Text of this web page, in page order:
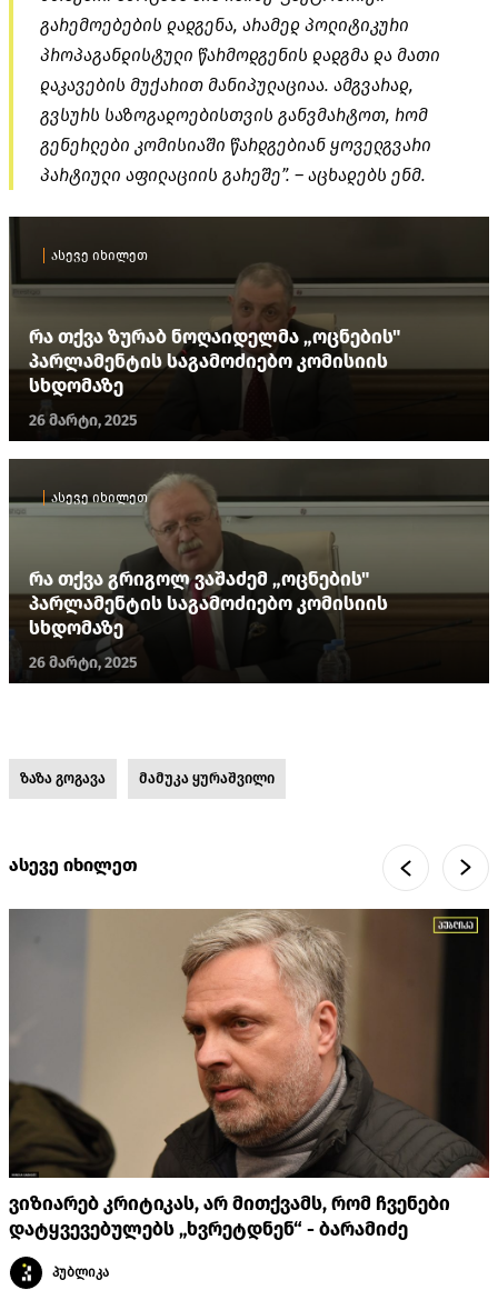
გარემოებების დადგენა, არამედ პოლიტიკური
პროპაგანდისტული წარმოდგენის დადგმა და მათი
დაკავების მუქარით მანიპულაციაა. ამგვარად,
გვსურს საზოგადოებისთვის განვმარტოთ, რომ
გენერლები კომისიაში წარდგებიან ყოველგვარი
პარტიული აფილაციის გარეშე”. – აცხადებს ენმ.
ასევე იხილეთ
რა თქვა ზურაბ ნოღაიდელმა „ოცნების"
პარლამენტის საგამოძიებო კომისიის
სხდომაზე
26 მარტი, 2025
ასევე იხილეთ
რა თქვა გრიგოლ ვაშაძემ „ოცნების"
პარლამენტის საგამოძიებო კომისიის
სხდომაზე
26 მარტი, 2025
ზაზა გოგავა მამუკა ყურაშვილი
ასევე იხილეთ
ვიზიარებ კრიტიკას, არ მითქვამს, რომ ჩვენები
დატყვევებულებს „ხვრეტდნენ“ - ბარამიძე
პუბლიკა